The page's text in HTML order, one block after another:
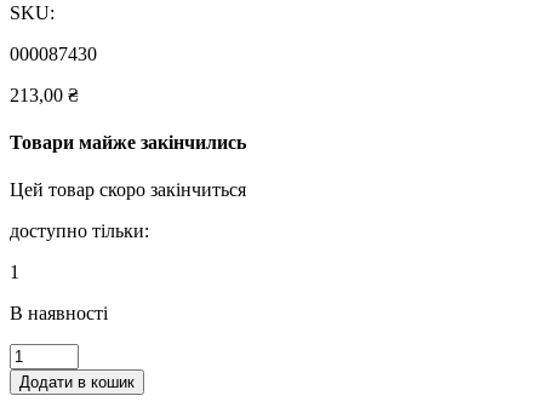
SKU:
000087430
213,00 ₴
Товари майже закінчились
Цей товар скоро закінчиться
доступно тільки:
1
В наявності
Відро
будівельне
пластикове
Додати в кошик